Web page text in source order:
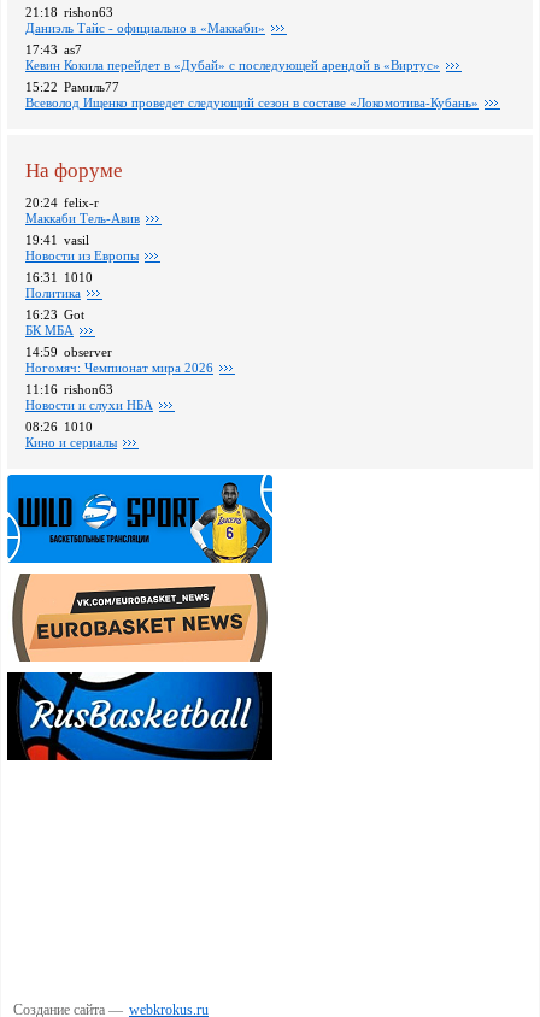
21:18 rishon63
Даниэль Тайс - официально в «Маккаби»
17:43 as7
Кевин Кокила перейдет в «Дубай» с последующей арендой в «Виртус»
15:22 Рамиль77
Всеволод Ищенко проведет следующий сезон в составе «Локомотива-Кубань»
На форуме
20:24 felix-r
Маккаби Тель-Авив
19:41 vasil
Новости из Европы
16:31
1010
Политика
16:23 Got
БК МБА
14:59 observer
Ногомяч: Чемпионат мира 2026
11:16 rishon63
Новости и слухи НБА
08:26 1010
Кино и сериалы
Создание сайта — webkrokus.ru